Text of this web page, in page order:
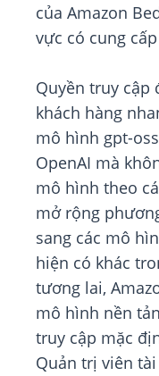
của Amazon
vực có cung
Quyền truy cập
khách hàng
mô hình gpt-
OpenAI mà
mô hình theo
mở rộng
sang các mô
hiện có khác
tương lai,
mô hình nền
truy cập mặc
Quản trị viên